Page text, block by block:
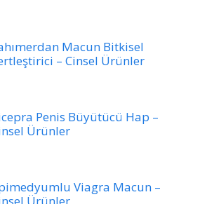
Macun Bitkisel
– Cinsel Ürünler
Penis Büyütücü Hap –
Ürünler
Viagra Macun –
Ürünler